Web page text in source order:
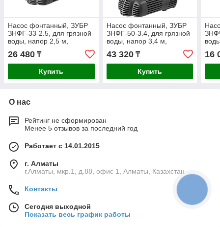
Насос фонтанный, ЗУБР
ЗНФГ-33-2.5, для грязной
воды, напор 2,5 м,
гейзер, каскад, 50 Вт,
26 480 ₸
Купить
Насос фонтанный, ЗУБР
ЗНФГ-50-3.4, для грязной
воды, напор 3,4 м,
гейзер, каскад, 85 Вт,
43 320₸
Купить
16
О нас
Рейтинг не сформирован
Менее 5 отзывов за последний год
Работает с 14.01.2015
г. Алматы
г.Алматы, мкр.1, д.88, офис 1, Алматы, Казахстан
Контакты
Сегодня выходной
Показать весь график работы